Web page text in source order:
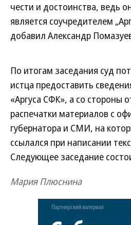
чести и достоинства, ведь
является соучредителем
добавил Александр
По итогам заседания суд
истца предоставить
«Аргуса СФК», а со стороны
распечатки материалов с
губернатора и СМИ, на
ссылался при написании
Следующее заседание
Мария Плюснина